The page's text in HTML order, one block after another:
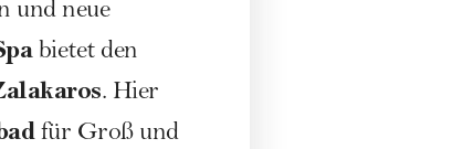
und neue
bietet den
. Hier
für Groß und